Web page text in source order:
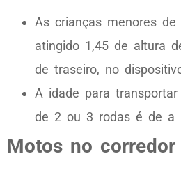
As crianças menores
atingido 1,45 de altura
de traseiro, no
A idade para
de 2 ou 3 rodas é de a
Motos no corredor